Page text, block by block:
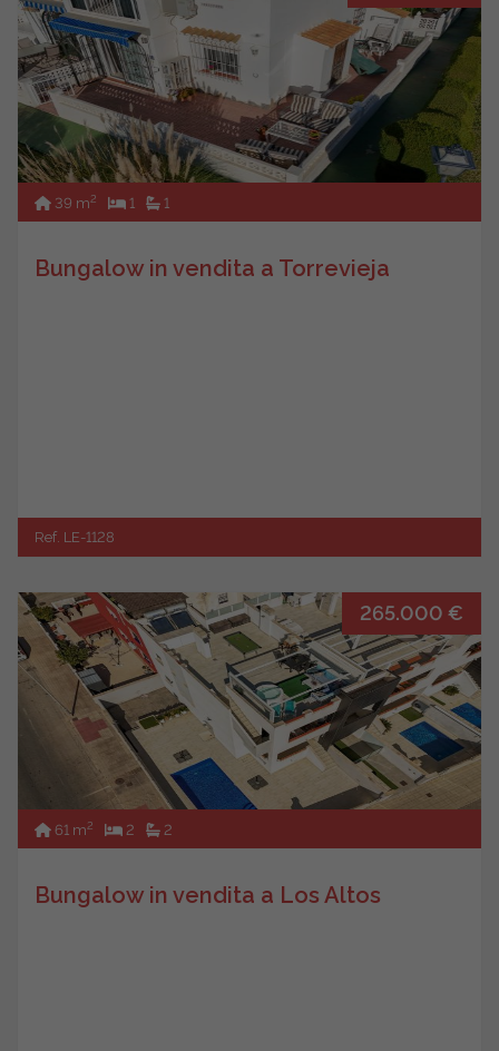
39 m2 1 1
Bungalow in vendita a Torrevieja
Ref. LE-1128
265.000 €
61 m2 2 2
Bungalow in vendita a Los Altos